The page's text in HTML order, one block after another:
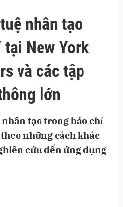
nhân tạo
New York
và các tập
lớn
tạo trong báo chí
những cách khác
cứu đến ứng dụng